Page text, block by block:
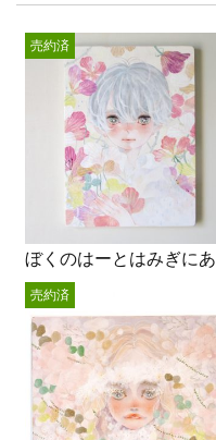
売約済
売約済